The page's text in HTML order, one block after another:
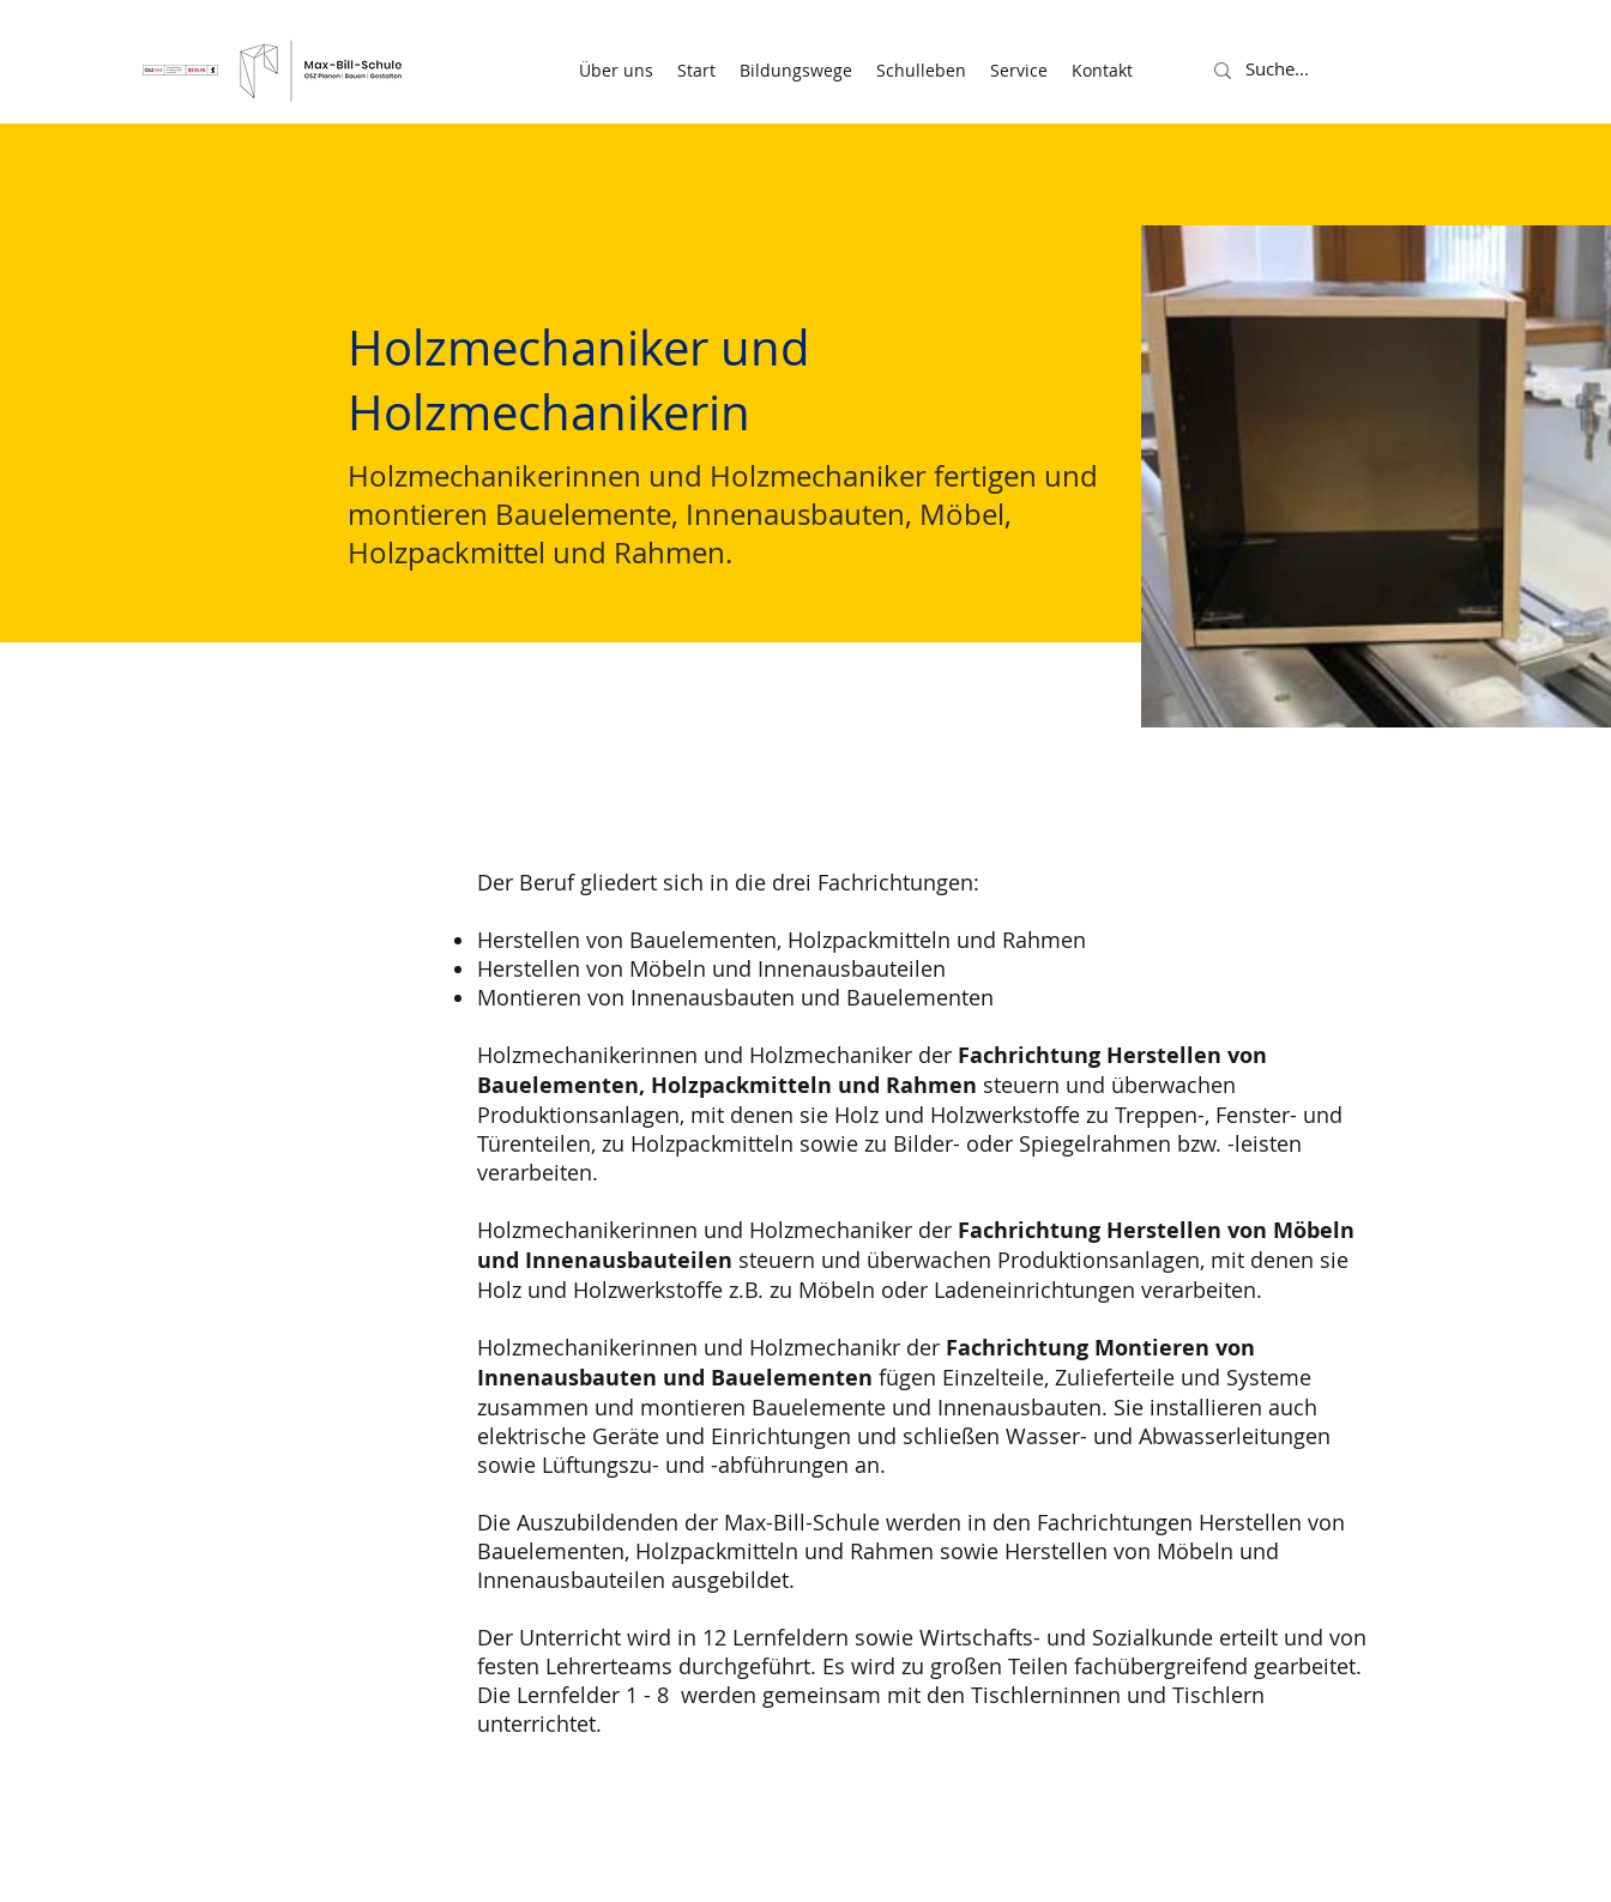
Über uns Start Bildungswege Schulleben Service Kontakt
Holzmechaniker und
Holzmechanikerin
Holzmechanikerinnen und Holzmechaniker fertigen und
montieren Bauelemente, Innenausbauten, Möbel,
Holzpackmittel und Rahmen.
Der Beruf gliedert sich in die drei Fachrichtungen:
Herstellen von Bauelementen, Holzpackmitteln und Rahmen
Herstellen von Möbeln und Innenausbauteilen
Montieren von Innenausbauten und Bauelementen
Holzmechanikerinnen und Holzmechaniker der Fachrichtung Herstellen von
Bauelementen, Holzpackmitteln und Rahmen steuern und überwachen
Produktionsanlagen, mit denen sie Holz und Holzwerkstoffe zu Treppen-, Fenster- und
Türenteilen, zu Holzpackmitteln sowie zu Bilder- oder Spiegelrahmen bzw. -leisten
verarbeiten.
Holzmechanikerinnen und Holzmechaniker der Fachrichtung Herstellen von Möbeln
und Innenausbauteilen steuern und überwachen Produktionsanlagen, mit denen sie
Holz und Holzwerkstoffe z.B. zu Möbeln oder Ladeneinrichtungen verarbeiten.
Holzmechanikerinnen und Holzmechanikr der Fachrichtung Montieren von
Innenausbauten und Bauelementen fügen Einzelteile, Zulieferteile und Systeme
zusammen und montieren Bauelemente und Innenausbauten. Sie installieren auch
elektrische Geräte und Einrichtungen und schließen Wasser- und Abwasserleitungen
sowie Lüftungszu- und -abführungen an.
Die Auszubildenden der Max-Bill-Schule werden in den Fachrichtungen Herstellen von
Bauelementen, Holzpackmitteln und Rahmen sowie Herstellen von Möbeln und
Innenausbauteilen ausgebildet.
Der Unterricht wird in 12 Lernfeldern sowie Wirtschafts- und Sozialkunde erteilt und von
festen Lehrerteams durchgeführt. Es wird zu großen Teilen fachübergreifend gearbeitet.
Die Lernfelder 1 - 8 werden gemeinsam mit den Tischlerninnen und Tischlern
unterrichtet.